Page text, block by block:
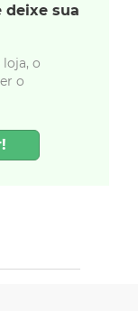
deixe sua
o
o